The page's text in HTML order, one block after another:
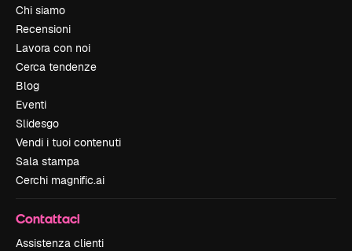
Chi siamo
Recensioni
Lavora con noi
Cerca tendenze
Blog
Eventi
Slidesgo
Vendi i tuoi contenuti
Sala stampa
Cerchi magnific.ai
Contattaci
Assistenza clienti